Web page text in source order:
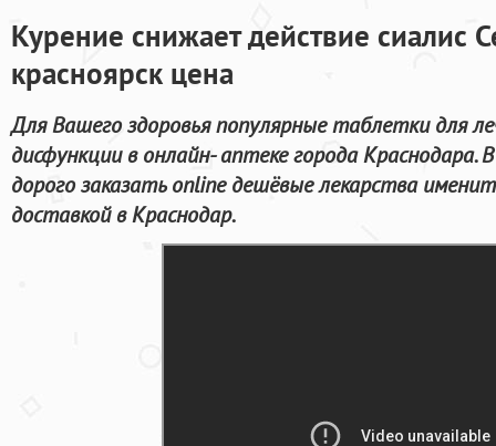
Курение снижает действие сиалис
красноярск цена
Для Вашего здоровья популярные таблетки для
дисфункции в онлайн- аптеке города
дорого заказать online дешёвые лекарства
доставкой в Краснодар.